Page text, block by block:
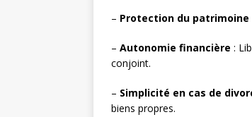
– Protection du patrimoine
– Autonomie financière :
conjoint.
– Simplicité en cas de
biens propres.